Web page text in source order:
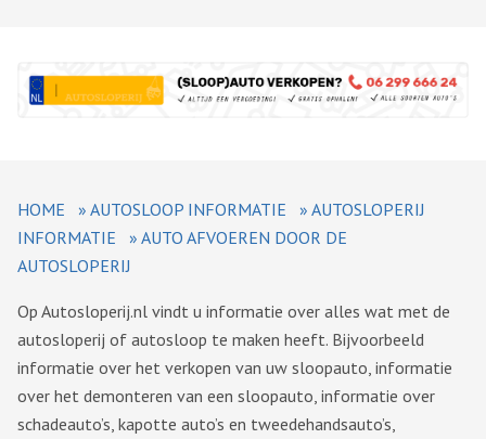
HOME » AUTOSLOOP INFORMATIE » AUTOSLOPERIJ
INFORMATIE
» AUTO AFVOEREN DOOR DE
AUTOSLOPERIJ
Op Autosloperij.nl vindt u informatie over alles wat met de
autosloperij of autosloop te maken heeft. Bijvoorbeeld
informatie over het verkopen van uw sloopauto, informatie
over het demonteren van een sloopauto, informatie over
schadeauto’s, kapotte auto’s en tweedehandsauto’s,